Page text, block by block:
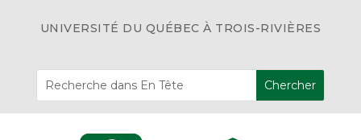
UNIVERSITÉ DU QUÉBEC À TROIS-RIVIÈRES